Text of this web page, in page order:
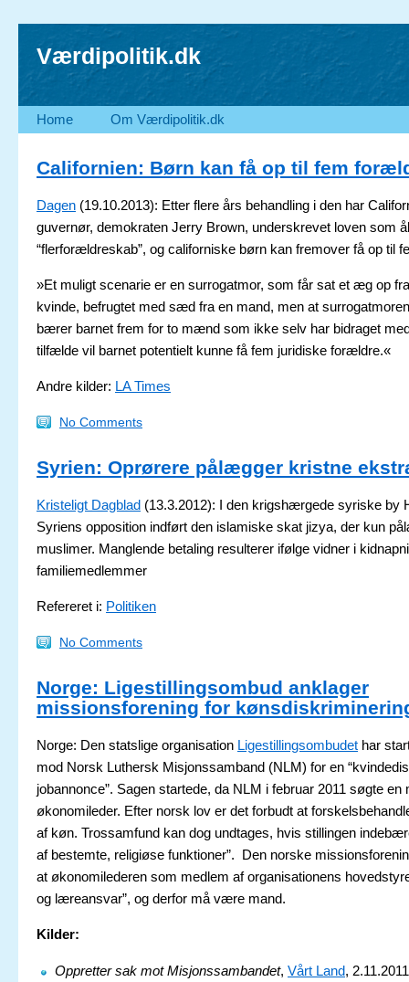
Værdipolitik.dk
Home Om Værdipolitik.dk
Californien: Børn kan få op til fem
Dagen (19.10.2013): Etter flere års behandling i den har
guvernør, demokraten Jerry Brown, underskrevet loven som
“flerforældreskab”, og californiske børn kan fremover få op til
»Et muligt scenarie er en surrogatmor, som får sat et æg op
kvinde, befrugtet med sæd fra en mand, men at
bærer barnet frem for to mænd som ikke selv har bidraget
tilfælde vil barnet potentielt kunne få fem juridiske forældre.«
Andre kilder: LA Times
No Comments
Syrien: Oprørere pålægger kristne
Kristeligt Dagblad (13.3.2012): I den krigshærgede syriske by
Syriens opposition indført den islamiske skat jizya, der kun
muslimer. Manglende betaling resulterer ifølge vidner i
familiemedlemmer
Refereret i: Politiken
No Comments
Norge: Ligestillingsombud anklager
missionsforening for
Norge: Den statslige organisation Ligestillingsombudet har
mod Norsk Luthersk Misjonssamband (NLM) for en
jobannonce”. Sagen startede, da NLM i februar 2011 søgte en
økonomileder. Efter norsk lov er det forbudt at
af køn. Trossamfund kan dog undtages, hvis stillingen
af bestemte, religiøse funktioner”. Den norske
at økonomilederen som medlem af organisationens
og læreansvar”, og derfor må være mand.
Kilder:
Oppretter sak mot Misjonssambandet, Vårt Land, 2.11.2011